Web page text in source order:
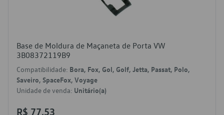
Base de Moldura de Maçaneta de Porta VW
3B08372119B9
Compatibilidade: Bora, Fox, Gol, Golf, Jetta, Passat, Polo,
Saveiro, SpaceFox, Voyage
Unidade de venda: Unitário(a)
R$ 77,53